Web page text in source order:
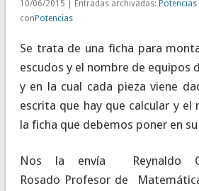
10/06/2015 | Entradas archivadas: Potencias
con Potencias
Se trata de una ficha para
escudos y el nombre de equipos
y en la cual cada pieza viene
escrita que hay que calcular y el
la ficha que debemos poner en
Nos la envía Reynaldo
Rosado Profesor de